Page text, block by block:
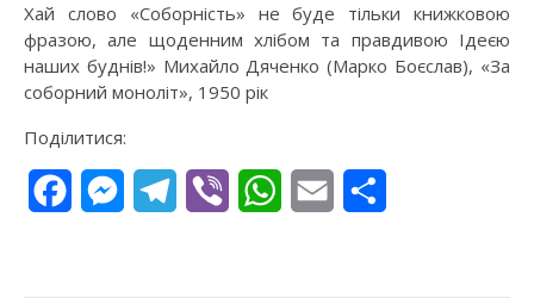
Хай слово «Соборність» не буде тільки книжковою
фразою, але щоденним хлібом та правдивою Ідеєю
наших буднів!» Михайло Дяченко (Марко Боєслав), «За
соборний моноліт», 1950 рік
Поділитися:
FacebookMessengerTelegram
Viber WhatsApp
Email